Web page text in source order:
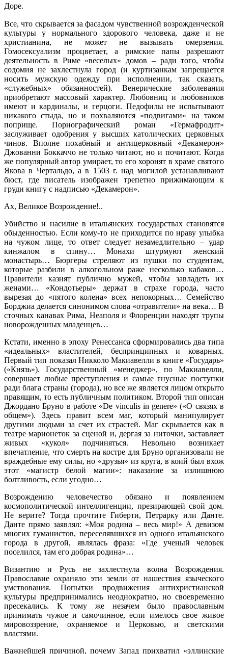
Доре.
Все, что скрывается за фасадом чувственной возрожденческой
культуры у нормального здорового человека, даже и не
христианина, не может не вызывать омерзения.
Гомосексуализм процветает, а римские папы разрешают
деятельность в Риме «веселых» домов – ради того, чтобы
содомия не захлестнула город (и куртизанкам запрещается
носить мужскую одежду при исполнении, так сказать,
«служебных» обязанностей). Венерические заболевания
приобретают массовый характер. Любовниц и любовников
имеют и кардиналы, и герцоги. Педофилы не испытывают
никакого стыда, но и похваляются «подвигами» на таком
поприще. Порнографический роман «Гермафродит»
заслуживает одобрения у высших католических церковных
чинов. Вполне похабный и антицерковный «Декамерон»
Джованни Боккаччо не только читают, но и почитают. Когда
же популярный автор умирает, то его хоронят в храме святого
Якова в Чертальдо, а в 1503 г. над могилой устанавливают
бюст, где писатель изображен трепетно прижимающим к
груди книгу с надписью «Декамерон».
Ах, Великое Возрождение!..
Убийство и насилие в итальянских государствах становятся
обыденностью. Если кому-то не приходится по нраву улыбка
на чужом лице, то ответ следует незамедлительно – удар
кинжалом в спину… Монахи штурмуют женский
монастырь… Бюргеры стреляют из пушки по студентам,
которые разбили в алкогольном раже несколько кабаков…
Правители казнят публично мужей, чтобы завладеть их
женами… «Кондотьеры» держат в страхе города, часто
вырезая до «пятого колена» всех непокорных… Семейство
Борджиа делается синонимом слова «отравители» на века… В
сточных канавах Рима, Неаполя и Флоренции находят трупы
новорожденных младенцев…
Кстати, именно в эпоху Ренессанса сформировались два типа
«идеальных» властителей, беспринципных и коварных.
Первый тип показал Никколо Макиавелли в книге «Государь»
(«Князь»). Государственный «менеджер», по Макиавелли,
совершает любые преступления и самые гнусные поступки
ради блага страны (города), но все же является лицом открыто
правящим, то есть публичным политиком. Второй тип описан
Джордано Бруно в работе «De vinculis in genere» («О связях в
общем»). Здесь правит всем маг, который манипулирует
другими людьми за счет их страстей. Маг скрывается как в
театре марионеток за сценой и, дергая за ниточки, заставляет
живых «кукол» подчиняться. Невольно возникает
впечатление, что смерть на костре для Бруно организовали не
враждебные ему силы, но «друзья» из круга, в коий был вхож
этот «магистр белой магии»: наказание за излишнюю
болтливость, если угодно…
Возрождению человечество обязано и появлением
космополитической интеллигенции, презирающей свой дом.
Не верите? Тогда прочтите Гиберти, Петрарку или Данте.
Данте прямо заявлял: «Моя родина – весь мир!» А девизом
многих гуманистов, переселявшихся из одного итальянского
города в другой, являлась фраза: «Где ученый человек
поселился, там его добрая родина»…
Византию и Русь не захлестнула волна Возрождения.
Православие охраняло эти земли от нашествия языческого
умствования. Попытки продвижения антихристианской
культуры предпринимались неоднократно, но своевременно
пресекались. К тому же незачем было православным
принимать чужое и самочинное, если имелось свое живое
мировоззрение, охраняемое и Церковью, и светскими
властями.
Важнейшей причиной, почему Запад прихватил «эллинские